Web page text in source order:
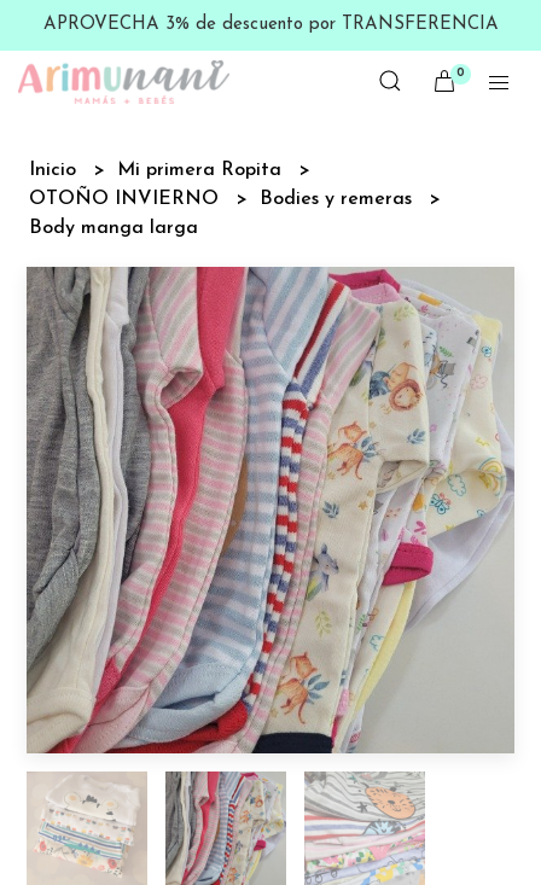
APROVECHA 3% de descuento por TRANSFERENCIA
0
Inicio
Mi primera Ropita
OTOÑO INVIERNO
Bodies y remeras
Body manga larga